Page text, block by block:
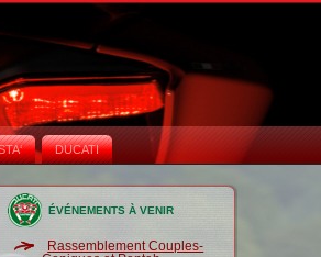
DUCATI
ÉVÉNEMENTS À VENIR
Rassemblement Couples-